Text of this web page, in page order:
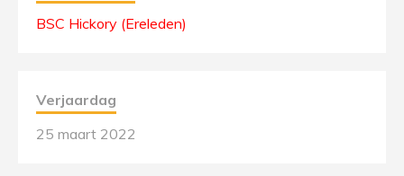
BSC Hickory (Ereleden)
Verjaardag
25 maart 2022